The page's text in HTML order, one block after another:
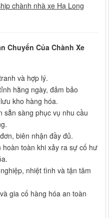
chành nhà xe Hạ Long
Chuyển Của Chành Xe
và hợp lý.
hằng ngày, đảm bảo
kho hàng hóa.
sẵn sàng phục vụ nhu cầu
biên nhận đầy đủ.
toàn khi xảy ra sự cố hư
nhiệt tình và tận tâm
gia cố hàng hóa an toàn